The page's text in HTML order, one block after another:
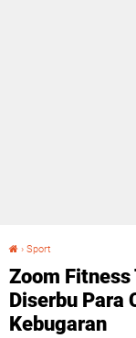
› Sport
Zoom Fitness
Diserbu Para
Kebugaran